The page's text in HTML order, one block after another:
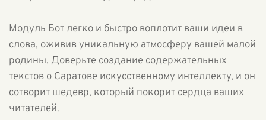
Модуль Бот легко и быстро воплотит ваши идеи в
слова, оживив уникальную атмосферу вашей малой
родины. Доверьте создание содержательных
текстов о Саратове искусственному интеллекту, и он
сотворит шедевр, который покорит сердца ваших
читателей.